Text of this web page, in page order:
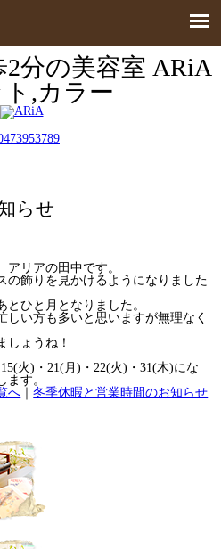
分の美容室 ARiA
ト,カラー
らせ
リアの田中です。
の飾りを見かけるようになりました
ひと月となりました。
い方も多いと思いますが無理なく
しょうね！
火)・21(月)・22(火)・31(木)にな
ます。
へ ｜冬季休暇と営業時間のお知らせ